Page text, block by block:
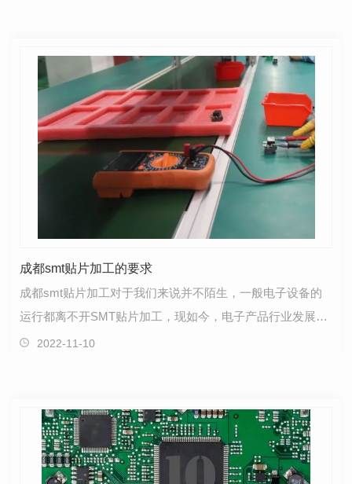
成都smt贴片加工的要求
成都smt贴片加工对于我们来说并不陌生，一般电子设备的
运行都离不开SMT贴片加工，现如今，电子产品行业发展的
更是迅猛，对贴片加工的要求也越来越高，对工艺技术的…
2022-11-10